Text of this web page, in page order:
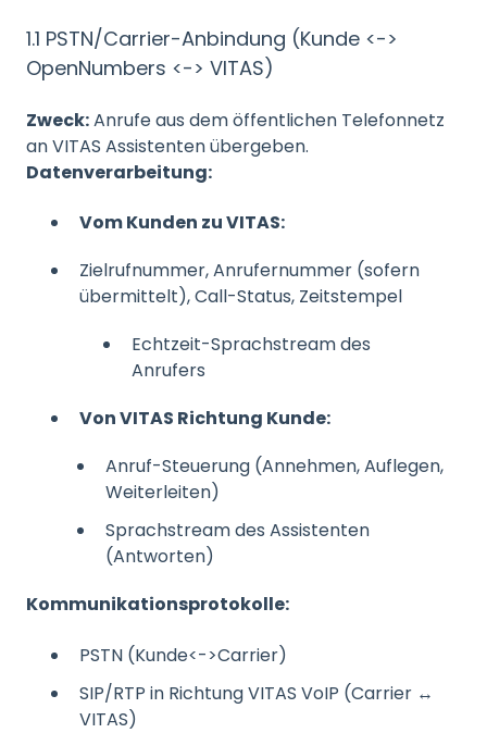
1.1 PSTN/Carrier-Anbindung (Kunde <->
OpenNumbers <-> VITAS)
Zweck:Anrufe aus dem öffentlichen Telefonnetz
an VITAS Assistenten übergeben.
Datenverarbeitung:
Vom Kunden zu VITAS:
Zielrufnummer, Anrufernummer (sofern
übermittelt), Call-Status, Zeitstempel
Echtzeit-Sprachstream des
Anrufers
Von VITAS Richtung Kunde:
Anruf-Steuerung (Annehmen, Auflegen,
Weiterleiten)
Sprachstream des Assistenten
(Antworten)
Kommunikationsprotokolle:
PSTN (Kunde<->Carrier)
SIP/RTP in Richtung VITAS VoIP (Carrier ↔
VITAS)